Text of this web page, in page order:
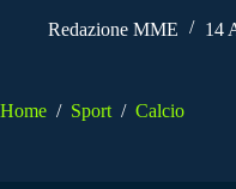
Redazione MME 14
Home / Sport / Calcio